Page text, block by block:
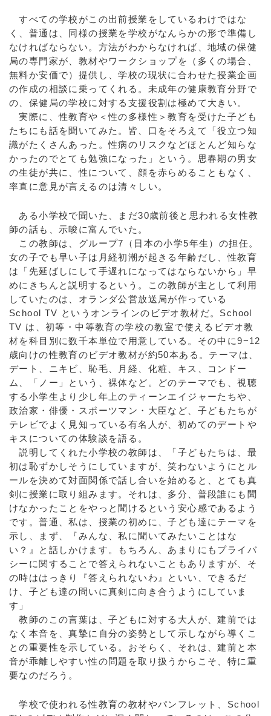
すべての学校がこの出前授業をしているわけではな
く、普通は、同様の授業を学校がなんらかの形で準備し
なければならない。方法がわからなければ、地域の保健
局の専門家が、教材やワークショップを（多くの場合、
無料か安価で）提供し、学校の現状に合わせた授業企画
の作成の相談に乗ってくれる。未成年の健康教育分野で
の、保健局の学校に対する支援役割は極めて大きい。
実際に、性教育や＜性の多様性＞教育を受けた子ども
たちにも話を聞いてみた。皆、口をそろえて「役立つ知
識がたくさんあった。性病のリスクなどほとんど知らな
かったのでとても勉強になった」という。思春期の男女
の生徒が共に、性について、顔を赤らめることもなく、
率直に意見が言えるのは清々しい。
ある小学校で聞いた、まだ30歳前後と思われる女性教
師の話も、示唆に富んでいた。
この教師は、グループ7（日本の小学5年生）の担任。
女の子でも早い子は月経初潮が起きる年齢だし、性教育
は「先延ばしにして手遅れになってはならないから」早
めにきちんと説明するという。この教師が主として利用
していたのは、オランダ公営放送局が作っている
School TV というオンラインのビデオ教材だ。School
TV は、初等・中等教育の学校の教室で使えるビデオ教
材を科目別に数千本単位で用意している。その中に9−12
歳向けの性教育のビデオ教材が約50本ある。テーマは、
デート、ニキビ、恥毛、月経、化粧、キス、コンドー
ム、「ノー」という、裸体など。どのテーマでも、視聴
する小学生より少し年上のティーンエイジャーたちや、
政治家・俳優・スポーツマン・大臣など、子どもたちが
テレビでよく見知っている有名人が、初めてのデートや
キスについての体験談を語る。
説明してくれた小学校の教師は、「子どもたちは、最
初は恥ずかしそうにしていますが、笑わないようにとル
ールを決めて対面関係で話し合いを始めると、とても真
剣に授業に取り組みます。それは、多分、普段誰にも聞
けなかったことをやっと聞けるという安心感であるよう
です。普通、私は、授業の初めに、子ども達にテーマを
示し、まず、『みんな、私に聞いてみたいことはな
い？』と話しかけます。もちろん、あまりにもプライバ
シーに関することで答えられないこともありますが、そ
の時ははっきり『答えられないわ』といい、できるだ
け、子ども達の問いに真剣に向き合うようにしていま
す」
教師のこの言葉は、子どもに対する大人が、建前では
なく本音を、真摯に自分の姿勢として示しながら導くこ
との重要性を示している。おそらく、それは、建前と本
音が乖離しやすい性の問題を取り扱うからこそ、特に重
要なのだろう。
学校で使われる性教育の教材やパンフレット、School